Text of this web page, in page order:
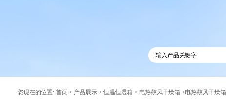
您现在的位置: 首页 > 产品展示 >恒温恒湿箱 > 电热鼓风干燥箱 >电热鼓风干燥箱